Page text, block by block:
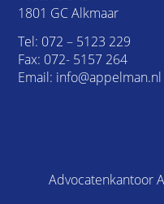
1801 GC Alkmaar
Tel: 072 – 5123 229
Fax: 072- 5157 264
Email: info@appelman.nl
Advocatenkantoor